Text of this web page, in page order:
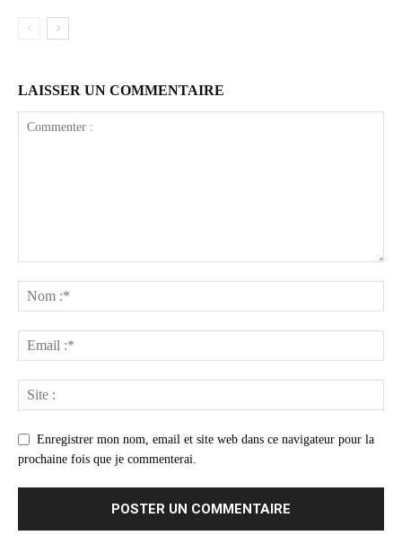
LAISSER UN COMMENTAIRE
Enregistrer mon nom, email et site web dans ce navigateur pour la
prochaine fois que je commenterai.